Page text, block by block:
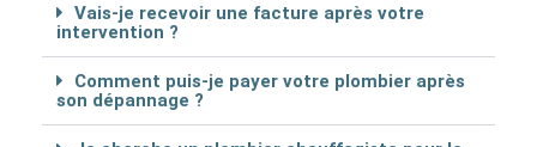
Vais-je recevoir une facture après votre
intervention ?
Comment puis-je payer votre plombier après
son dépannage ?